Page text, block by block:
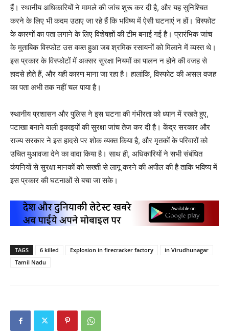
हैं। स्थानीय अधिकारियों ने मामले की जांच शुरू कर दी है, और यह सुनिश्चित
करने के लिए भी कदम उठाए जा रहे हैं कि भविष्य में ऐसी घटनाएं न हों। विस्फोट
के कारणों का पता लगाने के लिए विशेषज्ञों की टीम बनाई गई है। प्रारंभिक जांच
के मुताबिक विस्फोट उस वक्त हुआ जब श्रमिक रसायनों को मिलाने में व्यस्त थे।
इस प्रकार के विस्फोटों में अक्सर सुरक्षा नियमों का पालन न होने की वजह से
हादसे होते हैं, और यही कारण माना जा रहा है। हालांकि, विस्फोट की असल वजह
का पता अभी तक नहीं चल पाया है।
स्थानीय प्रशासन और पुलिस ने इस घटना की गंभीरता को ध्यान में रखते हुए,
पटाखा बनाने वाली इकाइयों की सुरक्षा जांच तेज कर दी है। केंद्र सरकार और
राज्य सरकार ने इस हादसे पर शोक व्यक्त किया है, और मृतकों के परिवारों को
उचित मुआवजा देने का वादा किया है। साथ ही, अधिकारियों ने सभी संबंधित
कंपनियों से सुरक्षा मानकों को सख्ती से लागू करने की अपील की है ताकि भविष्य में
इस प्रकार की घटनाओं से बचा जा सके।
TAGS 6 killed Explosion in firecracker factory
in Virudhunagar
Tamil Nadu